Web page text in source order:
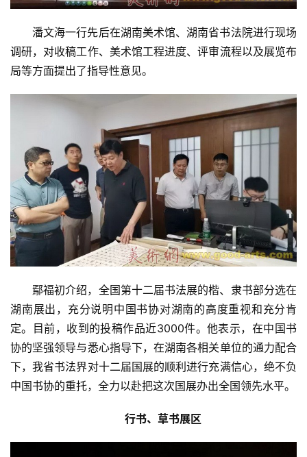
书
征
稿
学
法
书
欣
赏
夜
话
美
术
图
容
潘文海一行先后在湖南美术馆、湖南省书法院进行现场
调研，对收稿工作、美术馆工程进度、评审流程以及展览布
局等方面提出了指导性意见。
鄢福初介绍，全国第十二届书法展的楷、隶书部分选在
湖南展出，充分说明中国书协对湖南的高度重视和充分肯
定。目前，收到的投稿作品近3000件。他表示，在中国书
协的坚强领导与悉心指导下，在湖南各相关单位的通力配合
下，我省书法界对十二届国展的顺利进行充满信心，绝不负
中国书协的重托，全力以赴把这次国展办出全国领先水平。
行书、草书展区